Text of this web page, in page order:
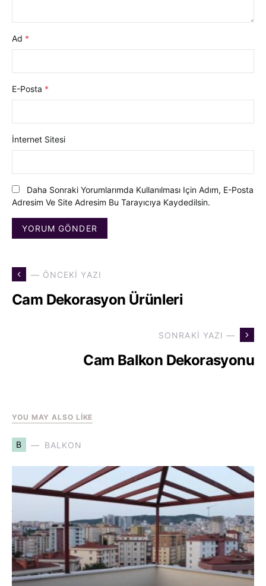
Ad *
E-Posta *
İnternet Sitesi
Daha Sonraki Yorumlarımda Kullanılması Için Adım, E-Posta
Adresim Ve Site Adresim Bu Tarayıcıya Kaydedilsin.
— ÖNCEKI YAZI
Cam Dekorasyon Ürünleri
SONRAKI YAZI —
Cam Balkon Dekorasyonu
YOU MAY ALSO LIKE
B BALKON